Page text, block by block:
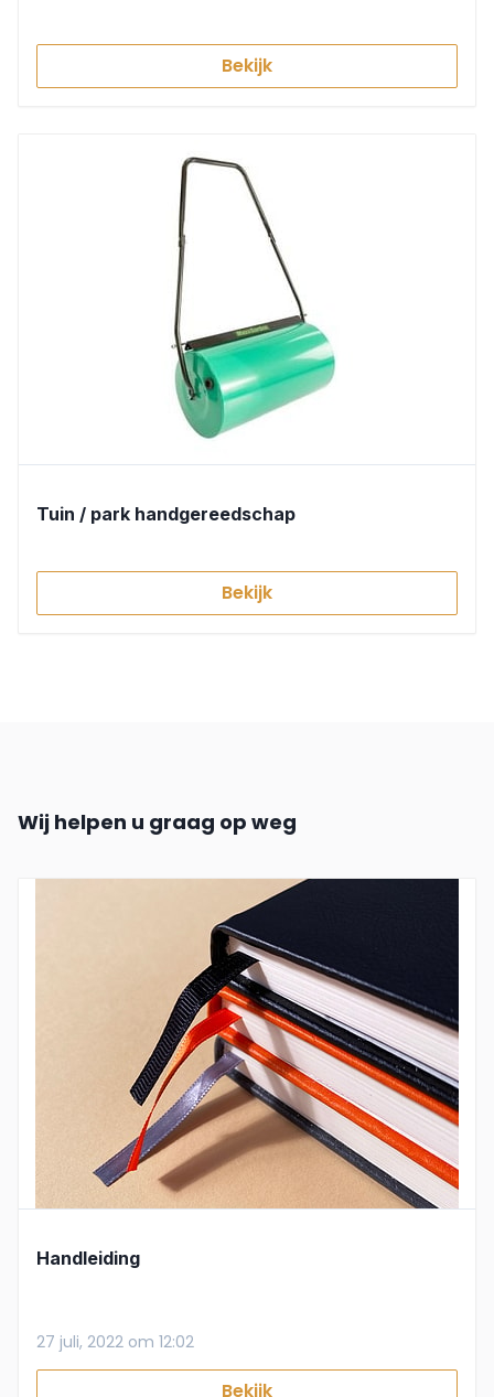
Bekijk
Tuin / park handgereedschap
Bekijk
Wij helpen u graag op weg
Handleiding
27 juli, 2022 om 12:02
Bekijk